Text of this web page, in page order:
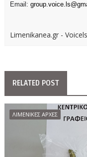
Email:
Limenikanea.gr -
RELATED POST
ΛΙΜΕΝΙΚΕΣ ΑΡΧΕΣ